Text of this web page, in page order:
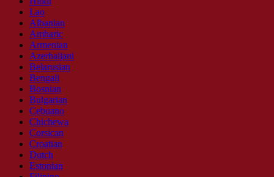
Lao
Albanian
Amharic
Armenian
Azerbaijani
Belarusian
Bengali
Bosnian
Bulgarian
Cebuano
Chichewa
Corsican
Croatian
Dutch
Estonian